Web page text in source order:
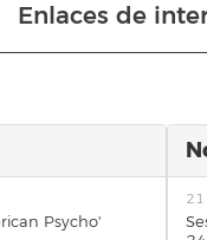
Enlaces de
Psycho'
21